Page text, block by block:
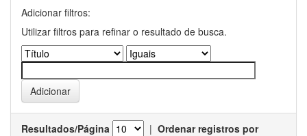
Adicionar filtros:
Utilizar filtros para refinar o resultado de busca.
Resultados/Página | Ordenar registros por